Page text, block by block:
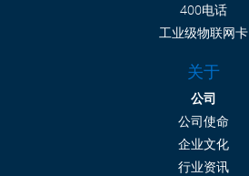
400电话
工业级物联网卡
关于
公司
公司使命
企业文化
行业资讯